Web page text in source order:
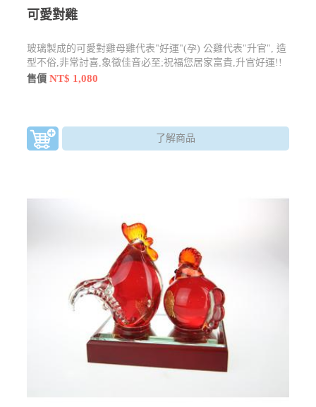
可愛對雞
玻璃製成的可愛對雞母雞代表"好運"(孕) 公雞代表"升官", 造
型不俗,非常討喜,象徵佳音必至;祝福您居家富貴,升官好運!!
售價NT$ 1,080
了解商品